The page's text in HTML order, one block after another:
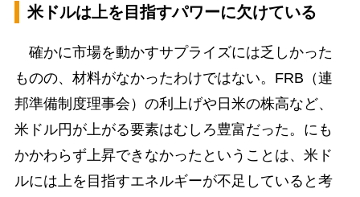
米ドルは上を目指すパワーに欠けている
確かに市場を動かすサプライズには乏しかった
ものの、材料がなかったわけではない。FRB（連
邦準備制度理事会）の利上げや日米の株高など、
米ドル円が上がる要素はむしろ豊富だった。にも
かかわらず上昇できなかったということは、米ド
ルには上を目指すエネルギーが不足していると考